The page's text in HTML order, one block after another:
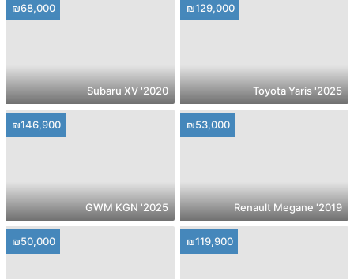
₪129,000
2025' Toyota Yaris
₪68,000
2020' Subaru XV
₪53,000
2019' Renault Megane
₪146,900
2025' GWM KGN
₪119,900
₪50,000